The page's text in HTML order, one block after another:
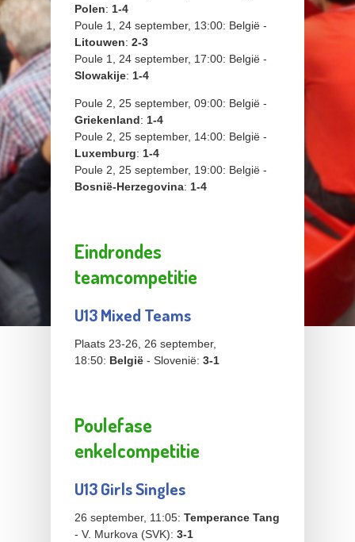
Polen: 1-4
Poule 1, 24 september, 13:00: België -
Litouwen: 2-3
Poule 1, 24 september, 17:00: België -
Slowakije: 1-4
Poule 2, 25 september, 09:00: België -
Griekenland: 1-4
Poule 2, 25 september, 14:00: België -
Luxemburg: 1-4
Poule 2, 25 september, 19:00: België -
Bosnië-Herzegovina: 1-4
Eindrondes
teamcompetitie
U13 Mixed Teams
Plaats 23-26, 26 september,
18:50: België - Slovenië: 3-1
Poulefase
enkelcompetitie
U13 Girls Singles
26 september, 11:05: Temperance Tang
- V. Murkova (SVK): 3-1